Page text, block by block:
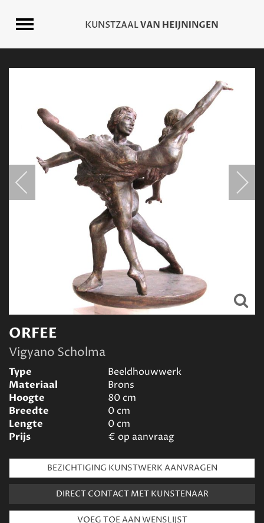
ORFEE
Vigyano Scholma
Type
Beeldhouwwerk
Materiaal
Brons
Hoogte
80cm
Breedte
0cm
Lengte
0cm
Prijs
€ op aanvraag
BEZICHTIGING KUNSTWERK AANVRAGEN
DIRECT CONTACT MET KUNSTENAAR